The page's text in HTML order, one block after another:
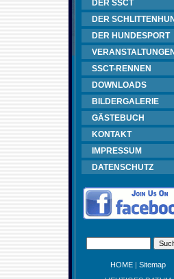
DER SSCT
DER
DER HUNDESPORT
VERANSTALTUNGEN
SSCT-RENNEN
DOWNLOADS
BILDERGALERIE
GÄSTEBUCH
KONTAKT
IMPRESSUM
DATENSCHUTZ
HOME| Sitemap